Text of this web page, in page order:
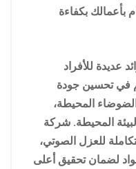
بأعمالك بكفاءة
عديدة للأفراد
في تحسين جودة
المحيطة،
المحيطة. شركة
للعزل الصوتي،
لضمان تحقيق أعلى